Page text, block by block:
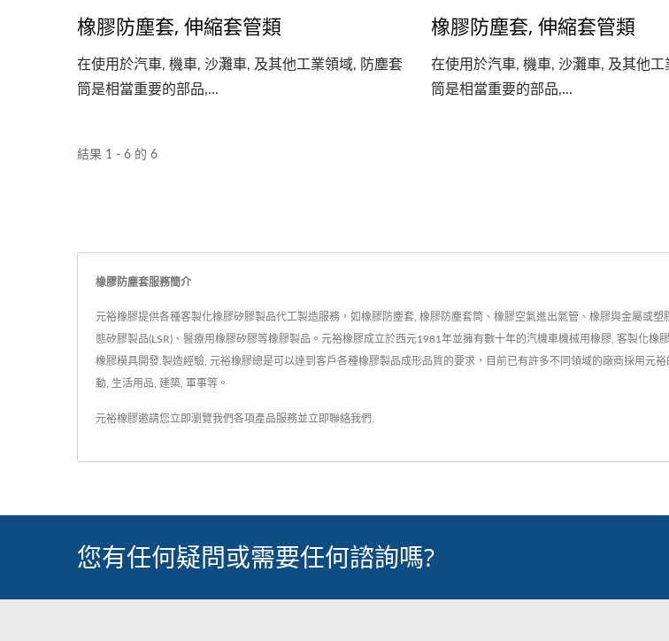
橡膠防塵套, 伸縮套管類
在使用於汽車, 機車, 沙灘車, 及其他工業領域, 防塵套
筒是相當重要的部品,...
橡膠防塵套, 伸縮套管類
在使用於汽車, 機車, 沙灘車, 及其他工
筒是相當重要的部品,...
結果 1 - 6 的 6
橡膠防塵套服務簡介
元裕橡膠提供各種客製化橡膠矽膠製品代工製造服務，如橡膠防塵套, 橡膠防塵套筒、橡膠空氣進出氣管、橡膠與金屬或
態矽膠製品(LSR)、醫療用橡膠矽膠等橡膠製品。元裕橡膠成立於西元1981年並擁有數十年的汽機車機械用橡膠, 客製化
橡膠模具開發.製造經驗, 元裕橡膠總是可以達到客戶各種橡膠製品成形品質的要求，目前已有許多不同領域的廠商採用元
動, 生活用品, 建築, 軍事等。
元裕橡膠邀請您立即瀏覽我們各項產品服務並立即聯絡我們
您有任何疑問或需要任何諮詢嗎?